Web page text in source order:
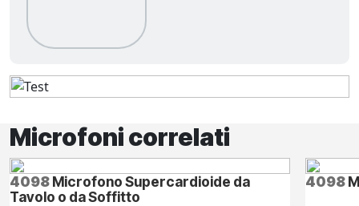
Microfoni correlati
4098Microfono Supercardioide da
Tavolo o da Soffitto
4098